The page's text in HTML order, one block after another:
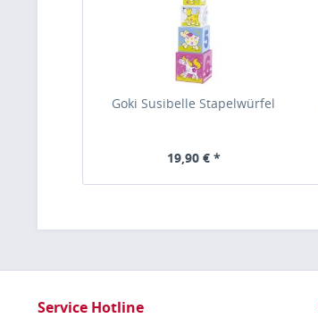
Goki Susibelle Stapelwürfel
19,90 € *
Service Hotline